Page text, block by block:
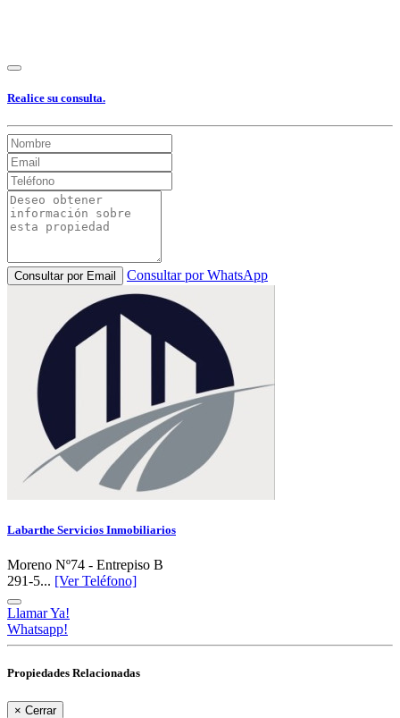
Realice su consulta.
Consultar por Email Consultar por WhatsApp
Labarthe Servicios Inmobiliarios
Moreno Nº74 - Entrepiso B
291-5... [Ver Teléfono]
Llamar Ya!
Whatsapp!
Propiedades Relacionadas
× Cerrar